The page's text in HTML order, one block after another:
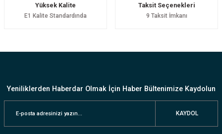
Yüksek Kalite
E1 Kalite Standardında
Taksit Seçenekleri
9 Taksit İmkanı
Yeniliklerden Haberdar Olmak İçin Haber Bültenimize Kaydolun
KAYDOL